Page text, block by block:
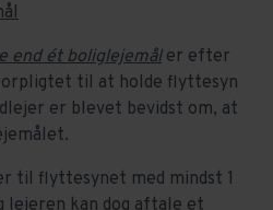
end ét boliglejemåler efter
forpligtet til at holde flyttesyn
er blevet bevidst om, at
til flyttesynet med mindst 1
lejeren kan dog aftale et